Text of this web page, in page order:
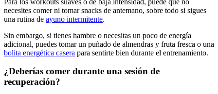
necesites comer ni tomar snacks de antemano, sobre todo si sigues
una rutina de ayuno intermitente.
Sin embargo, si tienes hambre o necesitas un poco de energía
adicional, puedes tomar un puñado de almendras y fruta fresca o una
bolita energética casera para sentirte bien durante el entrenamiento.
¿Deberías comer durante una sesión de
recuperación?